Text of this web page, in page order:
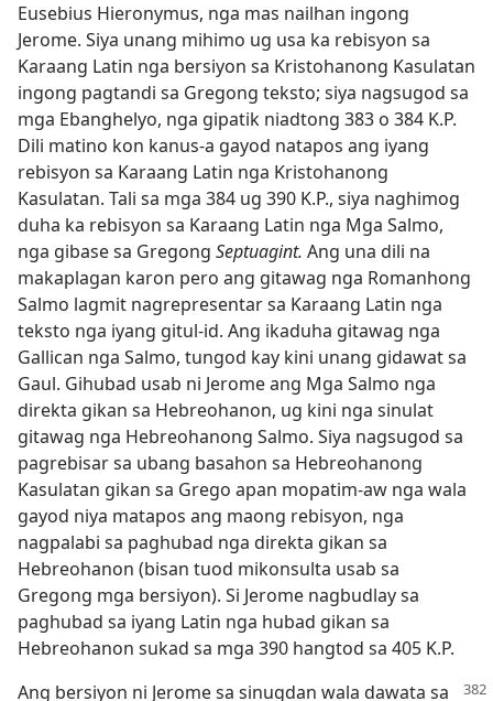
Eusebius Hieronymus, nga mas nailhan ingong
Jerome. Siya unang mihimo ug usa ka rebisyon sa
Karaang Latin nga bersiyon sa Kristohanong Kasulatan
ingong pagtandi sa Gregong teksto; siya nagsugod sa
mga Ebanghelyo, nga gipatik niadtong 383 o 384 K.P.
Dili matino kon kanus-a gayod natapos ang iyang
rebisyon sa Karaang Latin nga Kristohanong
Kasulatan. Tali sa mga 384 ug 390 K.P., siya naghimog
duha ka rebisyon sa Karaang Latin nga Mga Salmo,
nga gibase sa Gregong Septuagint. Ang una dili na
makaplagan karon pero ang gitawag nga Romanhong
Salmo lagmit nagrepresentar sa Karaang Latin nga
teksto nga iyang gitul-id. Ang ikaduha gitawag nga
Gallican nga Salmo, tungod kay kini unang gidawat sa
Gaul. Gihubad usab ni Jerome ang Mga Salmo nga
direkta gikan sa Hebreohanon, ug kini nga sinulat
gitawag nga Hebreohanong Salmo. Siya nagsugod sa
pagrebisar sa ubang basahon sa Hebreohanong
Kasulatan gikan sa Grego apan mopatim-aw nga wala
gayod niya matapos ang maong rebisyon, nga
nagpalabi sa paghubad nga direkta gikan sa
Hebreohanon (bisan tuod mikonsulta usab sa
Gregong mga bersiyon). Si Jerome nagbudlay sa
paghubad sa iyang Latin nga hubad gikan sa
Hebreohanon sukad sa mga 390 hangtod sa 405 K.P.
Ang bersiyon ni Jerome sa sinugdan wala dawata sa